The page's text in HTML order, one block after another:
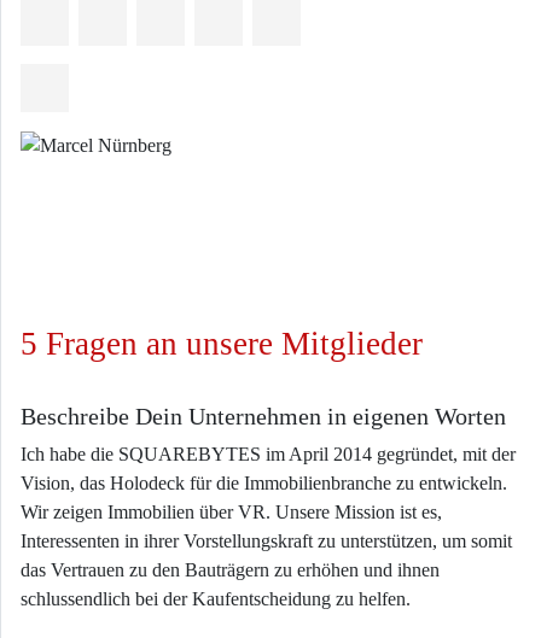
5 Fragen an unsere Mitglieder
Beschreibe Dein Unternehmen in eigenen Worten
Ich habe die SQUAREBYTES im April 2014 gegründet, mit der
Vision, das Holodeck für die Immobilienbranche zu entwickeln.
Wir zeigen Immobilien über VR. Unsere Mission ist es,
Interessenten in ihrer Vorstellungskraft zu unterstützen, um somit
das Vertrauen zu den Bauträgern zu erhöhen und ihnen
schlussendlich bei der Kaufentscheidung zu helfen.